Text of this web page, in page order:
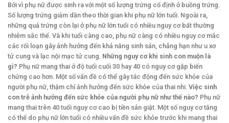
Bởi vì phụ nữ được sinh ra với một số lượng trứng cố định ở buồng trứng.
Số lượng trứng giảm dần theo thời gian khi phụ nữ lớn tuổi. Ngoài ra,
những quả trứng còn lại ở phụ nữ lớn tuổi có nhiều nguy cơ bất thường
nhiễm sắc thể. Và khi tuổi càng cao, phụ nữ càng có nhiều nguy cơ mắc
các rối loạn gây ảnh hưởng đến khả năng sinh sản, chẳng hạn như u xơ
tử cung và lạc nội mạc tử cung. Những nguy cơ khi sinh con muộn là
gì? Phụ nữ mang thai ở độ tuổi cuối 30 hay 40 có nguy cơ gặp biến
chứng cao hơn. Một số vấn đề có thể gây tác động đến sức khỏe của
người phụ nữ, thậm chí ảnh hưởng đến sức khỏe của thai nhi. Việc sinh
con trễ ảnh hưởng đến sức khỏe của người phụ nữ như thế nào? Phụ nữ
mang thai trên 40 tuổi nguy cơ cao bị tiền sản giật. Một số nguy cơ tăng
có thể do phụ nữ lớn tuổi có nhiều vấn đề sức khỏe trước khi mang thai